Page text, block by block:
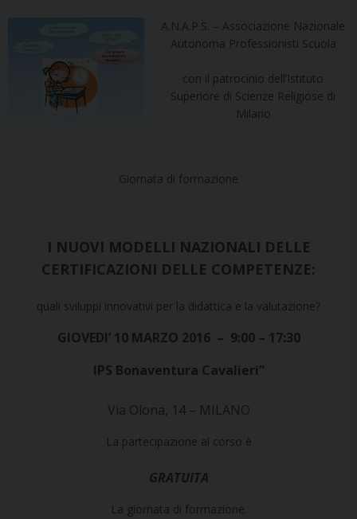
A.N.A.P.S. – Associazione Nazionale
Autonoma Professionisti Scuola
con il patrocinio dell’Istituto
Superiore di Scienze Religiose di
Milano
Giornata di formazione
I NUOVI MODELLI NAZIONALI DELLE
CERTIFICAZIONI DELLE COMPETENZE:
quali sviluppi innovativi per la didattica e la valutazione?
GIOVEDI’ 10 MARZO 2016 – 9:00 – 17:30
IPS Bonaventura Cavalieri”
Via Olona, 14 – MILANO
La partecipazione al corso è
GRATUITA
La giornata di formazione.